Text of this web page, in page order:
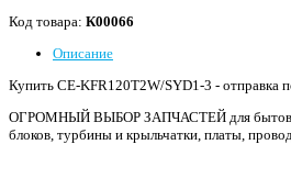
Код товара: К00066
Описание
Купить CE-KFR120T2W/SYD1-3 - отправка
ОГРОМНЫЙ ВЫБОР ЗАПЧАСТЕЙ для бытовых
блоков, турбины и крыльчатки, платы,